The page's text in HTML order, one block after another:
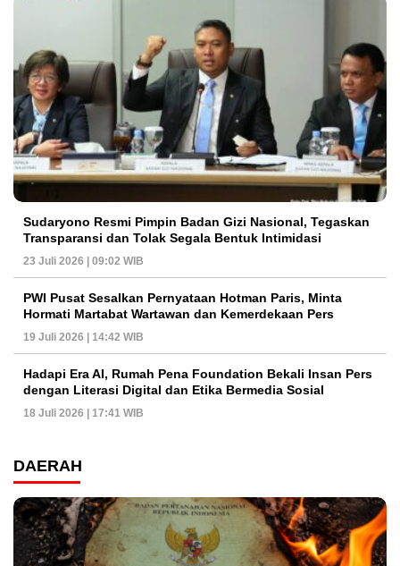
Sudaryono Resmi Pimpin Badan Gizi Nasional, Tegaskan
Transparansi dan Tolak Segala Bentuk Intimidasi
23 Juli 2026 | 09:02 WIB
PWI Pusat Sesalkan Pernyataan Hotman Paris, Minta
Hormati Martabat Wartawan dan Kemerdekaan Pers
19 Juli 2026 | 14:42 WIB
Hadapi Era AI, Rumah Pena Foundation Bekali Insan Pers
dengan Literasi Digital dan Etika Bermedia Sosial
18 Juli 2026 | 17:41 WIB
DAERAH